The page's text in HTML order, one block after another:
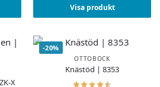
Visa produkt
X
-20%
OTTOBOCK
Knästöd | 8353